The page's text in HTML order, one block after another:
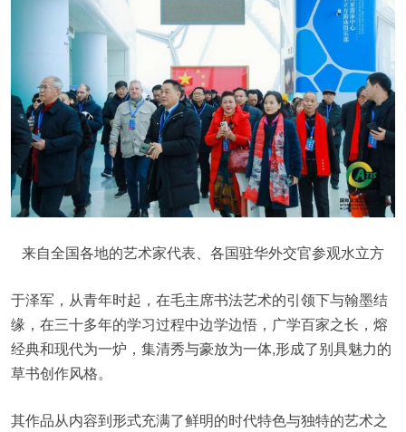
来自全国各地的艺术家代表、各国驻华外交官参观水立方
于泽军，从青年时起，在毛主席书法艺术的引领下与翰墨结
缘，在三十多年的学习过程中边学边悟，广学百家之长，熔
经典和现代为一炉，集清秀与豪放为一体,形成了别具魅力的
草书创作风格。
其作品从内容到形式充满了鲜明的时代特色与独特的艺术之